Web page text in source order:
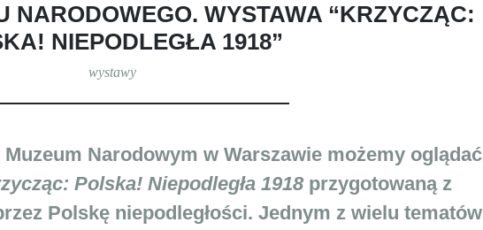
NARODOWEGO. WYSTAWA “KRZYCZĄC:
NIEPODLEGŁA 1918”
wystawy
Narodowym w Warszawie możemy oglądać
Polska! Niepodległa 1918 przygotowaną z
Polskę niepodległości. Jednym z wielu tematów